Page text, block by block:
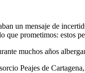
un mensaje de
que prometimos: estos
muchos años
Peajes de